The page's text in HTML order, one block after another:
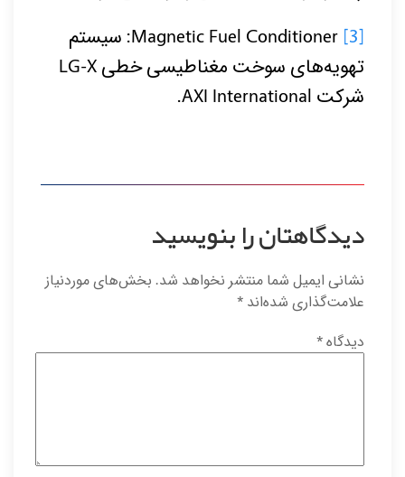
[3]
Magnetic Fuel Conditioner: سیستم‌
تهویه‌های سوخت مغناطیسی خطی LG-X
شرکت AXI International.
دیدگاهتان را بنویسید
نشانی ایمیل شما منتشر نخواهد شد. بخش‌های موردنیاز
علامت‌گذاری شده‌اند *
دیدگاه *